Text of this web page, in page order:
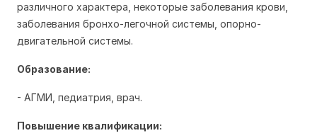
различного характера, некоторые заболевания крови,
заболевания бронхо-легочной системы, опорно-
двигательной системы.
Образование:
- АГМИ, педиатрия, врач.
Повышение квалификации: